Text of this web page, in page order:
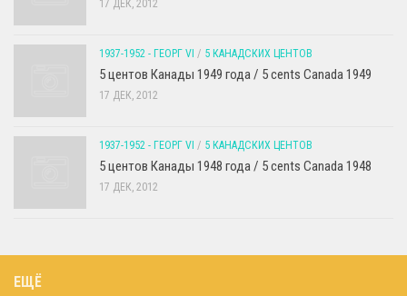
17 ДЕК, 2012
1937-1952 - ГЕОРГ VI / 5 КАНАДСКИХ ЦЕНТОВ
5 центов Канады 1949 года / 5 cents Canada 1949
17 ДЕК, 2012
1937-1952 - ГЕОРГ VI / 5 КАНАДСКИХ ЦЕНТОВ
5 центов Канады 1948 года / 5 cents Canada 1948
17 ДЕК, 2012
ЕЩЁ